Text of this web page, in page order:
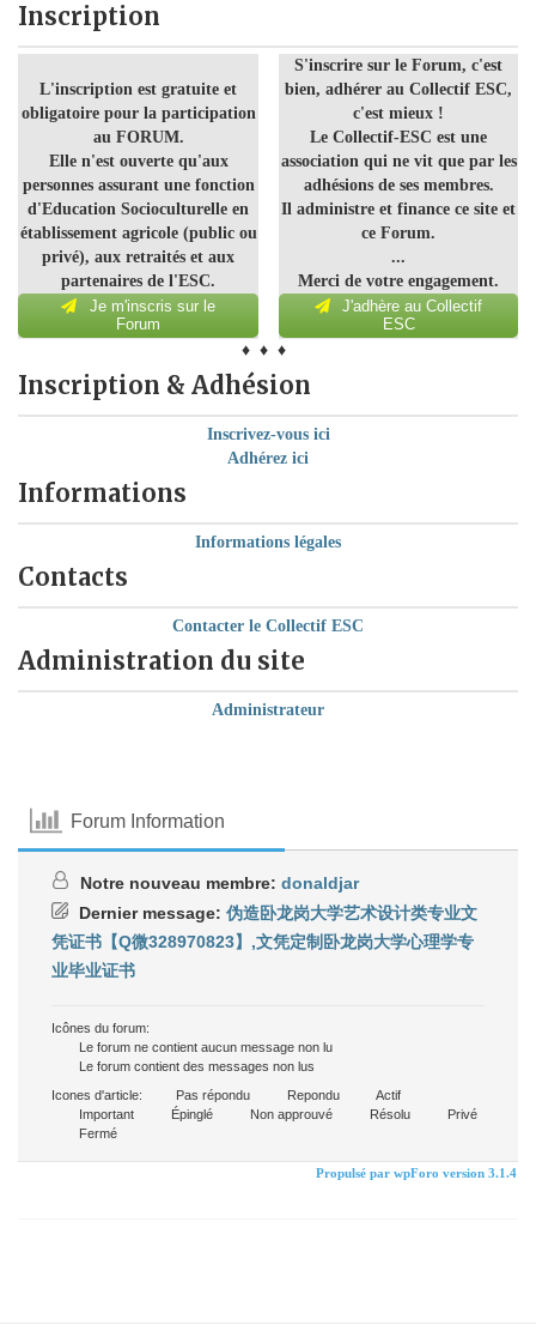
Inscription
L'inscription est gratuite et
obligatoire pour la participation
au FORUM.
Elle n'est ouverte qu'aux
personnes assurant une fonction
d'Education Socioculturelle en
établissement agricole (public ou
privé), aux retraités et aux
partenaires de l'ESC.
Je m'inscris sur le
Forum
S'inscrire sur le Forum, c'est
bien, adhérer au Collectif ESC,
c'est mieux !
Le Collectif-ESC est une
association qui ne vit que par les
adhésions de ses membres.
Il administre et finance ce site et
ce Forum.
...
Merci de votre engagement.
J'adhère au Collectif
ESC
♦ ♦ ♦
Inscription & Adhésion
Inscrivez-vous ici
Adhérez ici
Informations
Informations légales
Contacts
Contacter le Collectif ESC
Administration du site
Administrateur
Forum Information
Notre nouveau membre: donaldjar
Dernier message: 伪造卧龙岗大学艺术设计类专业文
凭证书【Q微328970823】,文凭定制卧龙岗大学心理学专
业毕业证书
Icônes du forum:
Le forum ne contient aucun message non lu
Le forum contient des messages non lus
Icones d'article:
Pas répondu Repondu
Actif
Important
Épinglé Non approuvé Résolu
Privé
Fermé
Propulsé par wpForo version 3.1.4